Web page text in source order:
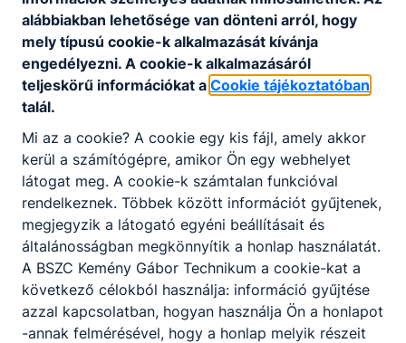
Ingyenes képzéseinken az első képesítő vizsga
letételéig térítésmentesen tanulhatnak azok, akik
még nem rendelkeznek az új szakképzési
rendszerben szerzett szakképesítéssel.
meghatározottak szerint, az intézmény
igazgatójának döntése alapján lehetőség van a
korábbi tanulmányok, megszerzett ismeretek és
gyakorlat beszámítására, és ezáltal a képzési idő
rövidítésére.
Szállítási szolgáltatások
alábbiakban lehetősége van dönteni arról, hogy
mely típusú cookie-k alkalmazását kívánja
engedélyezni. A cookie-k alkalmazásáról
teljeskörű információkat a Cookie tájékoztatóban
talál.
Mi az a cookie? A cookie egy kis fájl, amely akkor
kerül a számítógépre, amikor Ön egy webhelyet
látogat meg. A cookie-k számtalan funkcióval
rendelkeznek. Többek között információt gyűjtenek,
megjegyzik a látogató egyéni beállításait és
általánosságban megkönnyítik a honlap használatát.
A BSZC Kemény Gábor Technikum a cookie-kat a
következő célokból használja: információ gyűjtése
azzal kapcsolatban, hogyan használja Ön a honlapot
-annak felmérésével, hogy a honlap melyik részeit